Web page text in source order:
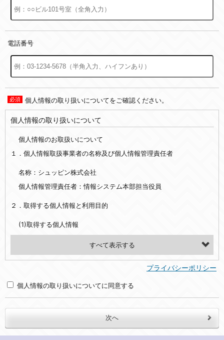
電話番号
個人情報の取り扱いについてをご確認ください。
個人情報の取り扱いについて
個人情報のお取扱いについて
１．個人情報取扱事業者の名称及び個人情報管理責任者
名称：シュッピン株式会社
個人情報管理責任者：情報システム本部担当役員
２．取得する個人情報と利用目的
(1)取得する個人情報
(2)利用目的
・お問合せへの対応のため
プライバシーポリシー
個人情報の取り扱いについてに同意する